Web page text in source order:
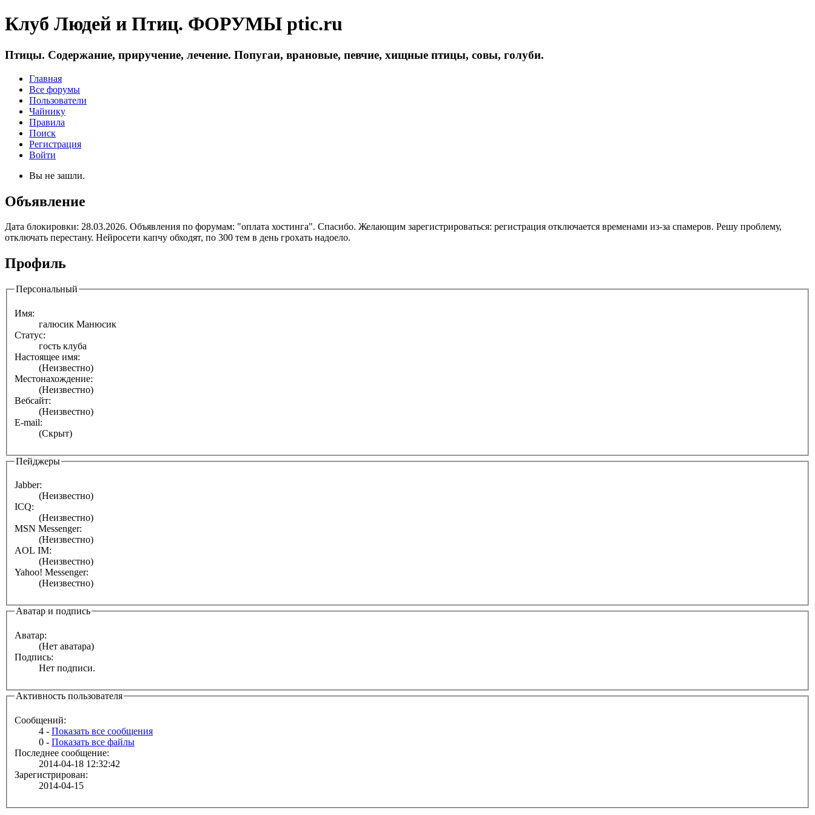
Клуб Людей и Птиц. ФОРУМЫ ptic.ru
Птицы. Содержание, приручение, лечение. Попугаи, врановые, певчие, хищные птицы, совы, голуби.
Главная
Все форумы
Пользователи
Чайнику
Правила
Поиск
Регистрация
Войти
Вы не зашли.
Объявление
Дата блокировки: 28.03.2026. Объявления по форумам: "оплата хостинга". Спасибо. Желающим зарегистрироваться: регистрация отключается временами из-за спамеров. Решу проблему,
отключать перестану. Нейросети капчу обходят, по 300 тем в день грохать надоело.
Профиль
Персональный
Имя:
галюсик Манюсик
Статус:
гость клуба
Настоящее имя:
(Неизвестно)
Местонахождение:
(Неизвестно)
Вебсайт:
(Неизвестно)
E-mail:
(Скрыт)
Пейджеры
Jabber:
(Неизвестно)
ICQ:
(Неизвестно)
MSN Messenger:
(Неизвестно)
AOL IM:
(Неизвестно)
Yahoo! Messenger:
(Неизвестно)
Аватар и подпись
Аватар:
(Нет аватара)
Подпись:
Нет подписи.
Активность пользователя
Сообщений:
4 - Показать все сообщения
0 - Показать все файлы
Последнее сообщение:
2014-04-18 12:32:42
Зарегистрирован:
2014-04-15